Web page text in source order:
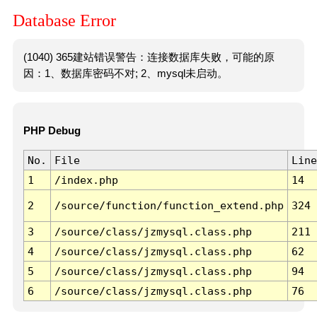
Database Error
(1040) 365建站错误警告：连接数据库失败，可能的原
因：1、数据库密码不对; 2、mysql未启动。
PHP Debug
No. File
Line
1
/index.php 14
2 /source/function/function_extend.php 324
3 /source/class/jzmysql.class.php
211
4
/source/class/jzmysql.class.php
62
5
/source/class/jzmysql.class.php
94
6
/source/class/jzmysql.class.php 76